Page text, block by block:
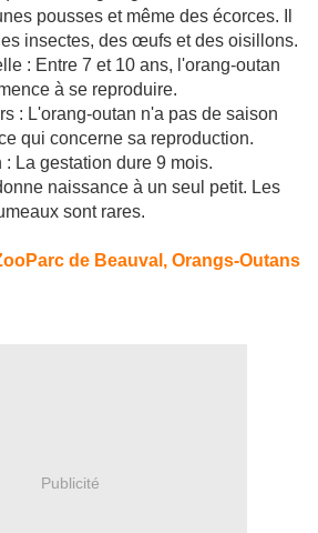
pousses et même des écorces. Il
insectes, des œufs et des oisillons.
: Entre 7 et 10 ans, l'orang-outan
à se reproduire.
: L'orang-outan n'a pas de saison
qui concerne sa reproduction.
: La gestation dure 9 mois.
naissance à un seul petit. Les
sont rares.
de Beauval, Orangs-Outans
Publicité